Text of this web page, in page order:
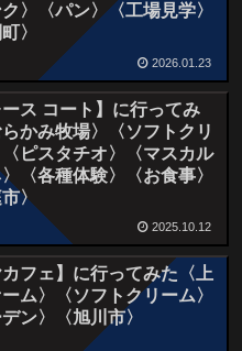
ク〉〈パン〉〈工場見学〉
〉
2026.01.23
ース コート】に行ってみ
かみ牧場〉〈ソフトクリ
ピスタチオ〉〈マスカル
〈各種体験〉〈お食事〉
〉
2025.10.12
カフェ】に行ってみた〈上
ム〉〈ソフトクリーム〉
デン〉〈旭川市〉